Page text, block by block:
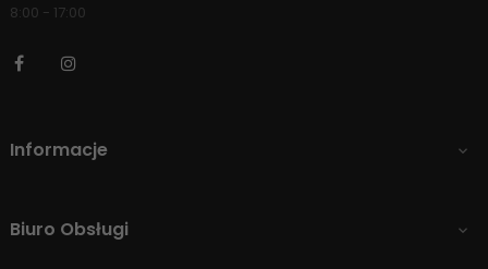
8:00 - 17:00
Facebook
Informacje 
Biuro Obsługi 